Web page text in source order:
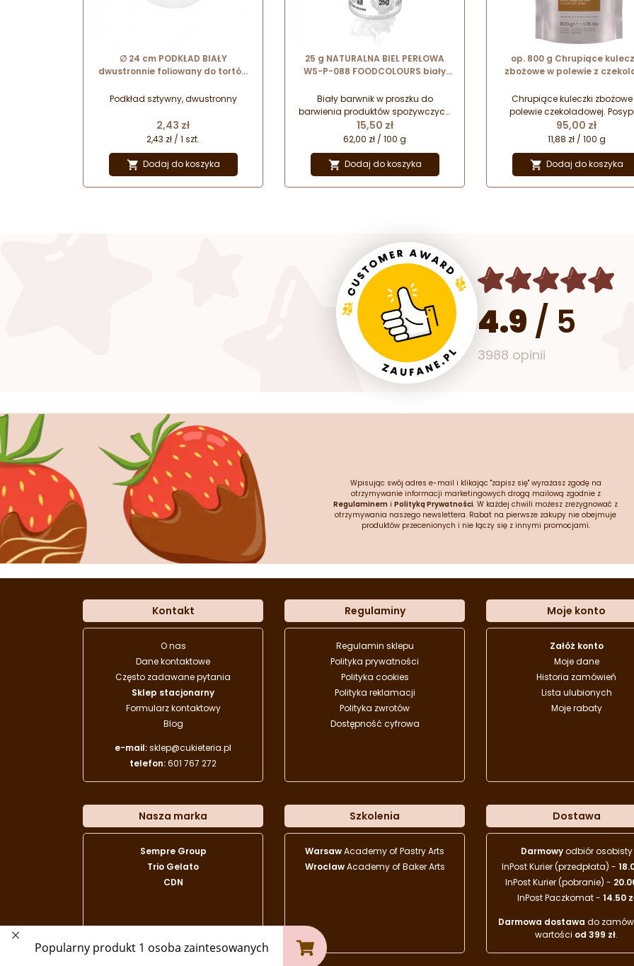
∅ 24 cm PODKŁAD BIAŁY
dwustronnie foliowany do tortów
Podkład sztywny, dwustronny
Cena
2,43 zł
2,43 zł / 1 szt.
 Dodaj do koszyka
25 g NATURALNA BIEL PERŁOWA
WS-P-088 FOODCOLOURS biały
Biały barwnik w proszku do
barwienia produktów spożywczych
- węglan wapnia (E170) - zamiennik
bieli tytanowej.
Cena
15,50 zł
62,00 zł / 100 g
 Dodaj do koszyka
op. 800 g Chrupiące
zbożowe w polewie z
Caramel Crispearls™
Chrupiące kuleczki zbożowe
polewie czekoladowej.
dekoracyjna do
ozdabiania lodów,
deserów, gorącej
napojów kawowych.
Cena
95,00 zł
11,88 zł / 100 g
 Dodaj do koszyka
4.9 / 5
3988 opinii
Wpisując swój adres e-mail i klikając "zapisz się" wyrażasz zgodę na
otrzymywanie informacji marketingowych drogą mailową zgodnie z
Regulaminem i Polityką Prywatności. W każdej chwili możesz zrezygnować z
otrzymywania naszego newslettera. Rabat na pierwsze zakupy nie obejmuje
produktów przecenionych i nie łączy się z innymi promocjami.
Kontakt
O nas
Dane kontaktowe
Często zadawane pytania
Sklep stacjonarny
Formularz kontaktowy
Blog
e-mail:sklep@cukieteria.pl
telefon:601 767 272
Regulaminy
Regulamin sklepu
Polityka prywatności
Polityka cookies
Polityka reklamacji
Polityka zwrotów
Dostępność cyfrowa
Moje konto
Załóż konto
Moje dane
Historia zamówień
Lista ulubionych
Moje rabaty
Nasza marka
Sempre Group
Trio Gelato
CDN
Szkolenia
WarsawAcademy of Pastry Arts
WroclawAcademy of Baker Arts
Dostawa
Darmowyodbiór osobisty
InPost Kurier (przedpłata) -
InPost Kurier (pobranie) -
InPost Paczkomat - 14.50
Darmowa dostawa do
wartości od 399 zł.